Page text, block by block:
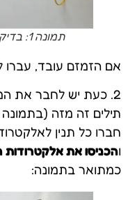
תמונה 1: בדיקת תקינות המעגל החשמלי
אם הזמזם עובד,
חברו כל תנין
והכניסו את
כמתואר בתמונה: